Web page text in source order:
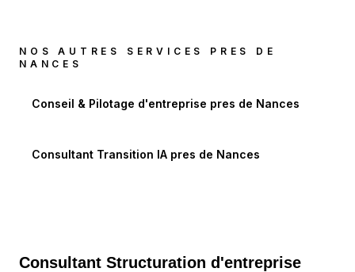
NOS AUTRES SERVICES PRES DE
NANCES
Conseil & Pilotage d'entreprise pres de Nances
Consultant Transition IA pres de Nances
Consultant Structuration d'entreprise